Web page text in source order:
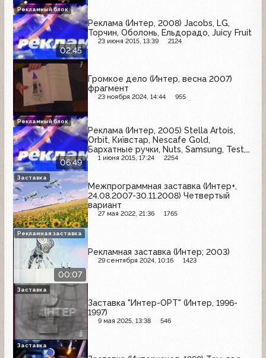
02:45
Реклама (Интер, 2008) Jacobs, LG,
Торчин, Оболонь, Ельдорадо, Juicy Fruit
23 июня 2015, 13:39 2124
Рекламный блок
Громкое дело (Интер, весна 2007)
фрагмент
23 ноября 2024, 14:44 955
06:49
Реклама (Интер, 2005) Stella Artois,
Orbit, Київстар, Nescafe Gold,
Бархатные ручки, Nuts, Samsung, Test,
Timotei, Чернiгiвське
1 июня 2015, 17:24 2254
Рекламный блок
Межпрограммная заставка (Интер+,
24.08.2007-30.11.2008) Четвертый
вариант
27 мая 2022, 21:36 1765
Заставка
00:07
Рекламная заставка (Интер; 2003)
29 сентября 2024, 10:16 1423
Рекламная заставка
Заставка "Интер-ОРТ" (Интер, 1996-
1997)
9 мая 2025, 13:38 546
Заставка
Заставка